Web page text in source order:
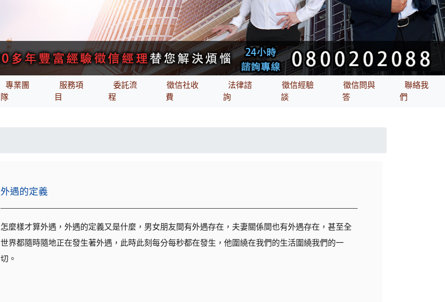
專業團
隊
服務項
目
委託流
程
徵信社收
費
法律諮
詢
徵信經驗
談
徵信問與
答
聯絡我
們
外遇的定義
怎麼樣才算外遇，外遇的定義又是什麼，男女朋友間有外遇存在，夫妻關係間也有外遇存在，甚至全
世界都隨時隨地正在發生著外遇，此時此刻每分每秒都在發生，他圍繞在我們的生活圍繞我們的一
切。